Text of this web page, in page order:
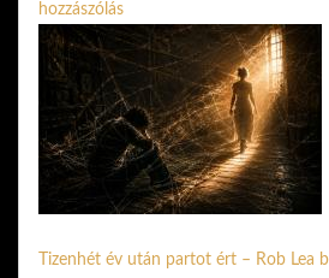
hozzászólás
Tizenhét év után partot ért – Rob Lea